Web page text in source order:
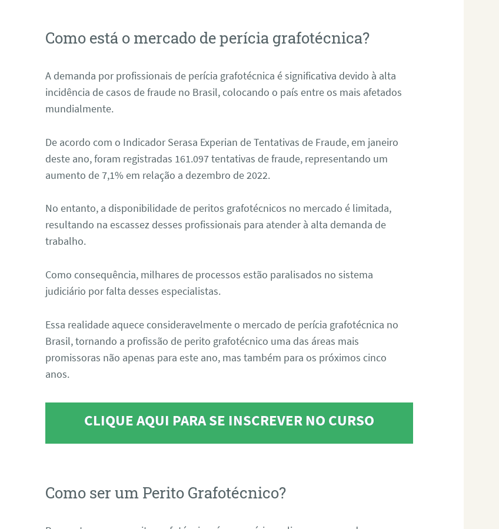
Como está o mercado de perícia grafotécnica?
A demanda por profissionais de perícia grafotécnica é significativa devido à alta
incidência de casos de fraude no Brasil, colocando o país entre os mais afetados
mundialmente.
De acordo com o Indicador Serasa Experian de Tentativas de Fraude, em janeiro
deste ano, foram registradas 161.097 tentativas de fraude, representando um
aumento de 7,1% em relação a dezembro de 2022.
No entanto, a disponibilidade de peritos grafotécnicos no mercado é limitada,
resultando na escassez desses profissionais para atender à alta demanda de
trabalho.
Como consequência, milhares de processos estão paralisados no sistema
judiciário por falta desses especialistas.
Essa realidade aquece consideravelmente o mercado de perícia grafotécnica no
Brasil, tornando a profissão de perito grafotécnico uma das áreas mais
promissoras não apenas para este ano, mas também para os próximos cinco
anos.
CLIQUE AQUI PARA SE INSCREVER NO CURSO
Como ser um Perito Grafotécnico?